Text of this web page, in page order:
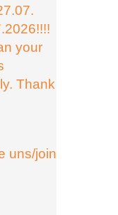
your
Thank
uns/join